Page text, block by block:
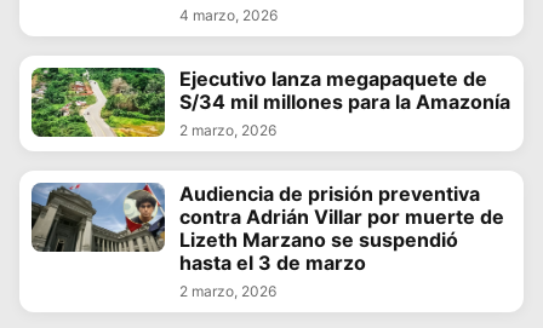
4 marzo, 2026
Ejecutivo lanza megapaquete de
S/34 mil millones para la Amazonía
2 marzo, 2026
Audiencia de prisión preventiva
contra Adrián Villar por muerte de
Lizeth Marzano se suspendió
hasta el 3 de marzo
2 marzo, 2026